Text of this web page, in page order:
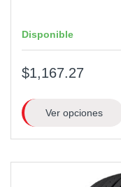
Disponible
$1,167.27
Ver opciones